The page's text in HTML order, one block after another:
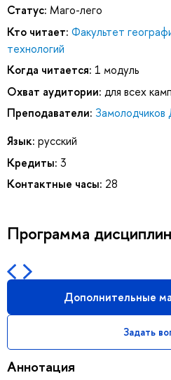
Статус: Маго-лего
Кто читает: Факультет
технологий
Когда читается: 1 модуль
Охват аудитории: для всех
Преподаватели: Замолодчиков
Язык: русский
Кредиты: 3
Контактные часы: 28
Программа
Дополнительные
Задать
Аннотация